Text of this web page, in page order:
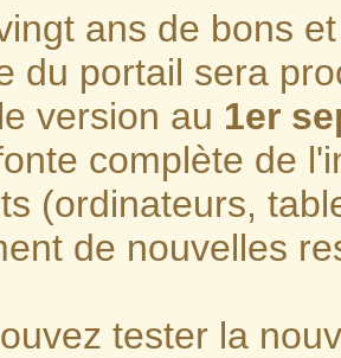
ans de bons
du portail sera
version au 1er
complète de
(ordinateurs,
de nouvelles
tester la